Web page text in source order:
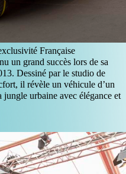
Française
un grand succès lors de sa
Dessiné par le studio de
il révèle un véhicule d’un
jungle urbaine avec élégance et